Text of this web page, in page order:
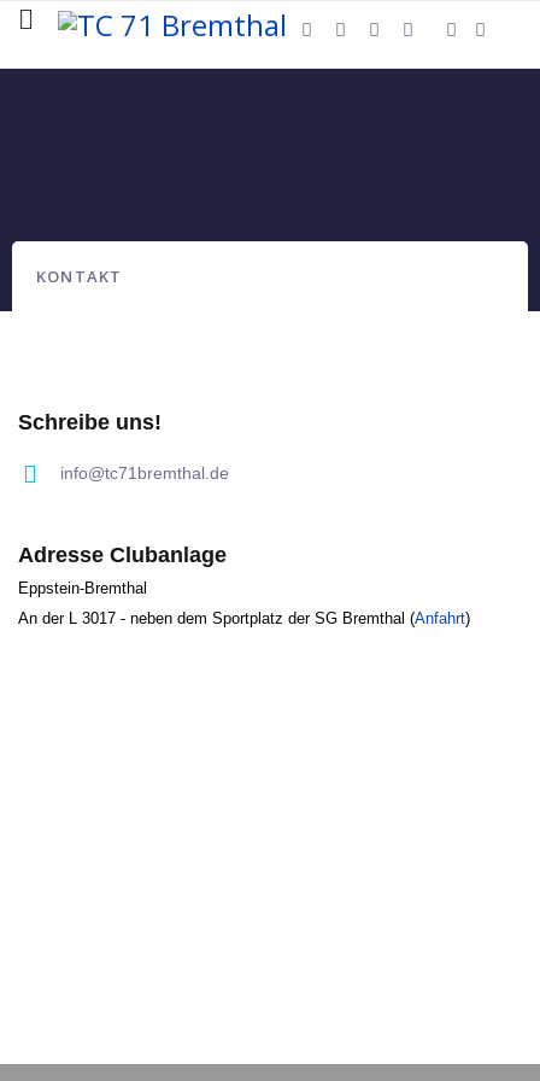
KONTAKT
Schreibe uns!
info@tc71bremthal.de
Adresse Clubanlage
Eppstein-Bremthal
An der L 3017 - neben dem Sportplatz der SG Bremthal (Anfahrt)